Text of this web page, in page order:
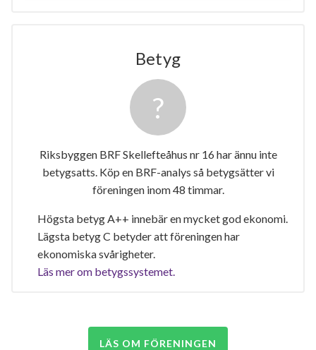
Betyg
Riksbyggen BRF Skellefteåhus nr 16 har ännu inte
betygsatts. Köp en BRF-analys så betygsätter vi
föreningen inom 48 timmar.
Högsta betyg A++ innebär en mycket god ekonomi.
Lägsta betyg C betyder att föreningen har
ekonomiska svårigheter.
Läs mer om betygssystemet.
LÄS OM FÖRENINGEN